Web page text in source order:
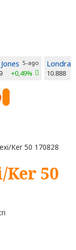
5-ago
+0,49%
Londra
10.888
Ker 50 170828
Ker 50